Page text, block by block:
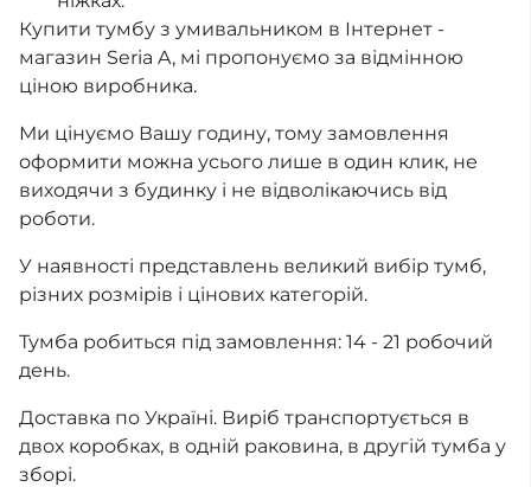
Купити тумбу з умивальником в Інтернет -
магазин Seria A, мі пропонуємо за відмінною
ціною виробника.
Ми цінуємо Вашу годину, тому замовлення
оформити можна усього лише в один клик, не
виходячи з будинку і не відволікаючись від
роботи.
У наявності представлень великий вибір тумб,
різних розмірів і цінових категорій.
Тумба робиться під замовлення: 14 - 21 робочий
день.
Доставка по Україні. Виріб транспортується в
двох коробках, в одній раковина, в другій тумба у
зборі.